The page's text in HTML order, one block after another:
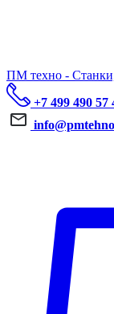
ПМ техно - Станки,
+7 499 490 57